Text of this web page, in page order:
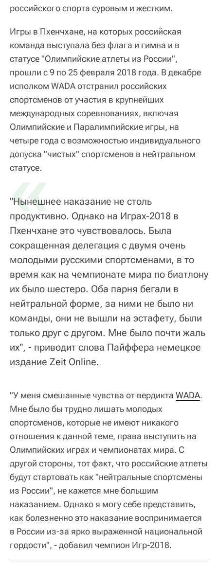
российского спорта суровым и жестким.
Игры в Пхенчхане, на которых российская
команда выступала без флага и гимна и в
статусе "Олимпийские атлеты из России",
прошли с 9 по 25 февраля 2018 года. В декабре
исполком WADA отстранил российских
спортсменов от участия в крупнейших
международных соревнованиях, включая
Олимпийские и Паралимпийские игры, на
четыре года с возможностью индивидуального
допуска "чистых" спортсменов в нейтральном
статусе.
«
"Нынешнее наказание не столь
продуктивно. Однако на Играх-2018 в
Пхенчхане это чувствовалось. Была
сокращенная делегация с двумя очень
молодыми русскими спортсменами, в то
время как на чемпионате мира по биатлону
их было шестеро. Оба парня бегали в
нейтральной форме, за ними не было ни
команды, они не вышли на эстафету, были
только друг с другом. Мне было почти жаль
их", - приводит слова Пайффера немецкое
издание Zeit Online.
"У меня смешанные чувства от вердикта WADA.
Мне было бы трудно лишать молодых
спортсменов, которые не имеют никакого
отношения к данной теме, права выступить на
Олимпийских играх и чемпионатах мира. С
другой стороны, тот факт, что российские атлеты
будут стартовать как "нейтральные спортсмены
из России", не кажется мне большим
наказанием. Однако я могу себе представить,
как болезненно это наказание воспринимается
в России из-за ярко выраженной национальной
гордости", - добавил чемпион Игр-2018.